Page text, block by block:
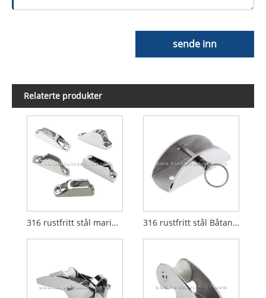
sende inn
Relaterte produkter
316 rustfritt stål marint tau Clam Cleat 316 rustfritt stål Båtankerkjedelåsstopper